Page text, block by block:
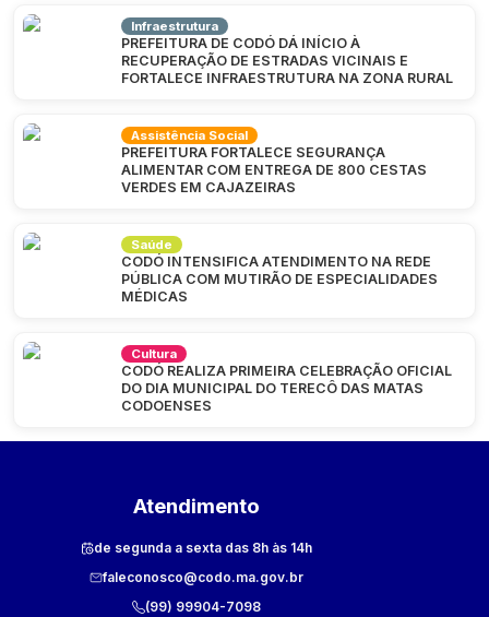
Infraestrutura
PREFEITURA DE CODÓ DÁ INÍCIO À
RECUPERAÇÃO DE ESTRADAS VICINAIS E
FORTALECE INFRAESTRUTURA NA ZONA RURAL
Assistência Social
PREFEITURA FORTALECE SEGURANÇA
ALIMENTAR COM ENTREGA DE 800 CESTAS
VERDES EM CAJAZEIRAS
Saúde
CODÓ INTENSIFICA ATENDIMENTO NA REDE
PÚBLICA COM MUTIRÃO DE ESPECIALIDADES
MÉDICAS
Cultura
CODÓ REALIZA PRIMEIRA CELEBRAÇÃO OFICIAL
DO DIA MUNICIPAL DO TERECÔ DAS MATAS
CODOENSES
Atendimento
de segunda a sexta das 8h às 14h
faleconosco@codo.ma.gov.br
(99) 99904-7098